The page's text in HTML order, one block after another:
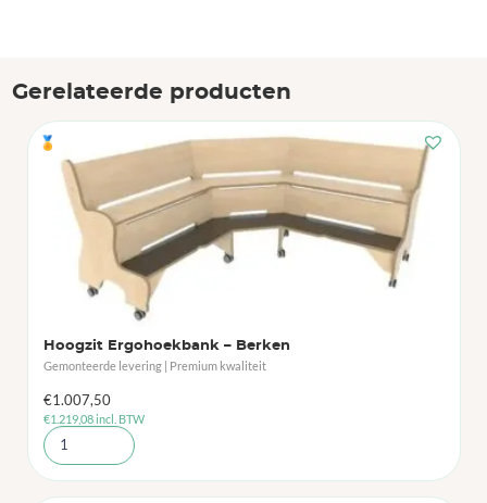
Gerelateerde producten
🏅
Hoogzit Ergohoekbank – Berken
Gemonteerde levering | Premium kwaliteit
€1.007,50
€1.219,08incl. BTW